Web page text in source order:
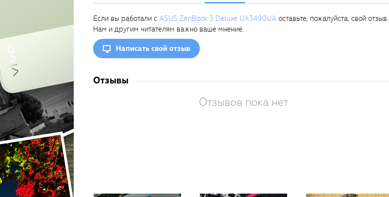
Если вы работали с ASUS ZenBook 3 Deluxe UX3490UA оставьте, пожалуйста, свой отзыв.
Нам и другим читателям важно ваше мнение.
Написать свой отзыв
Отзывы
Отзывов пока нет